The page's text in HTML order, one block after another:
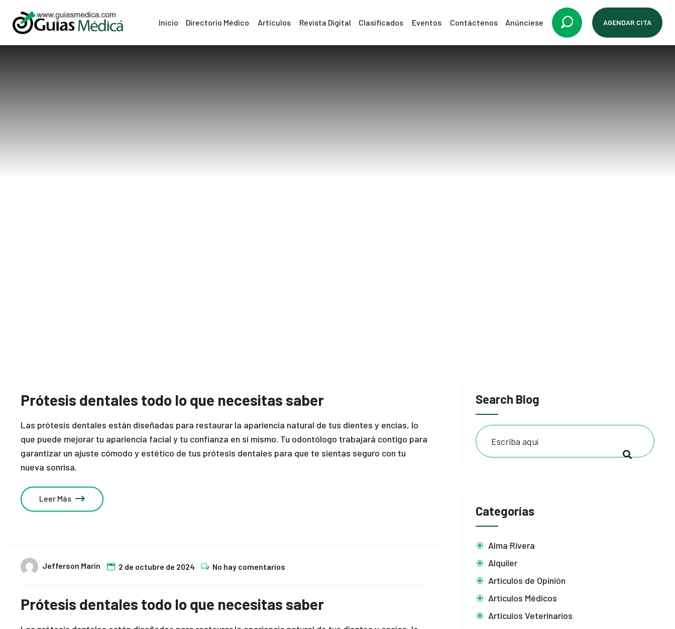
Inicio Directorio Médico Artículos Revista Digital Clasificados Eventos Contáctenos Anúnciese AGENDAR CITA
Search Blog
Categorías
Alma Rivera
Alquiler
Artículos de Opinión
Artículos Médicos
Artículos Veterinarios
Prótesis dentales todo lo que necesitas saber
Las prótesis dentales están diseñadas para restaurar la apariencia natural de tus dientes y encías, lo
que puede mejorar tu apariencia facial y tu confianza en sí mismo. Tu odontólogo trabajará contigo para
garantizar un ajuste cómodo y estético de tus prótesis dentales para que te sientas seguro con tu
nueva sonrisa.
Leer Más
Jefferson Marin 2 de octubre de 2024 No hay comentarios
Prótesis dentales todo lo que necesitas saber